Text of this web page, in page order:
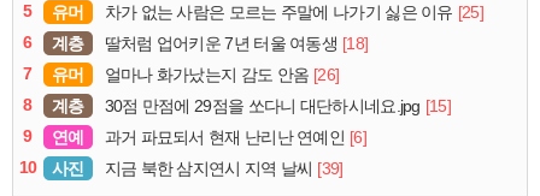
5
유머 차가 없는 사람은 모르는 주말에 나가기 싫은 이유 [25]
6
계층 딸처럼 업어키운 7년 터울 여동생 [18]
7
유머 얼마나 화가났는지 감도 안옴 [26]
8
계층 30점 만점에 29점을 쏘다니 대단하시네요.jpg [15]
9
연예 과거 파묘되서 현재 난리난 연예인 [6]
10
사진 지금 북한 삼지연시 지역 날씨 [39]